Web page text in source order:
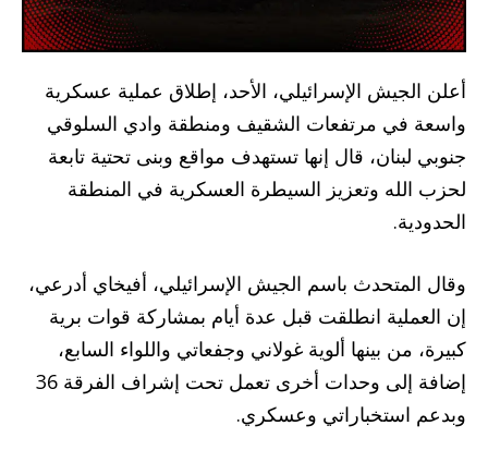
أعلن الجيش الإسرائيلي، الأحد، إطلاق عملية عسكرية
واسعة في مرتفعات الشقيف ومنطقة وادي السلوقي
جنوبي لبنان، قال إنها تستهدف مواقع وبنى تحتية تابعة
لحزب الله وتعزيز السيطرة العسكرية في المنطقة
الحدودية.
وقال المتحدث باسم الجيش الإسرائيلي، أفيخاي أدرعي،
إن العملية انطلقت قبل عدة أيام بمشاركة قوات برية
كبيرة، من بينها ألوية غولاني وجفعاتي واللواء السابع،
إضافة إلى وحدات أخرى تعمل تحت إشراف الفرقة 36
وبدعم استخباراتي وعسكري.